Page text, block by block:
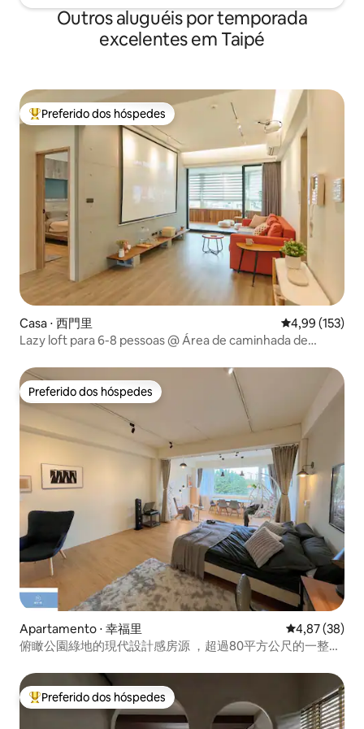
City (perto da saída 1 da estação Ximen,
transporte conveniente) está localizada
no centro da casa. viagem.
Ximen Station
MRT Station/
Outros aluguéis por temporada
excelentes em Taipé
Entre os melhores preferidos dos hóspedes
Preferido dos hóspedes
Casa ⋅ 西門里 4,99 de uma
4,99 (153)
Lazy loft para 6-8 pessoas @ Área de caminhada de
banheiros/Projeção e varanda espaçosa
Preferido dos hóspedes
Preferido dos hóspedes
Apartamento ⋅ 幸福里 4,87 de uma
4,87 (38)
俯瞰公園綠地的現代設計感房源 ，超過80平方公尺的一整層
Entre os melhores preferidos dos hóspedes
Preferido dos hóspedes